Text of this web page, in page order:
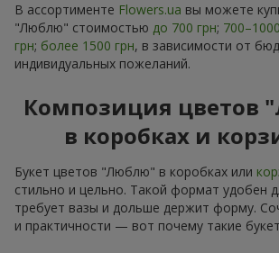
В ассортименте Flowers.ua вы можете
"Люблю" стоимостью до 700 грн;
грн; более 1500 грн, в зависимости от
индивидуальных пожеланий.
Композиция цветов
в коробках и
Букет цветов "Люблю" в коробках или
стильно и цельно. Такой формат удобен
требует вазы и дольше держит форму.
и практичности — вот почему такие